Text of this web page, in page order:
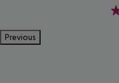
4
Previous